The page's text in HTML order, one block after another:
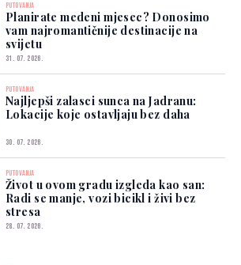
PUTOVANJA
Planirate medeni mjesec? Donosimo
vam najromantičnije destinacije na
svijetu
31. 07. 2026.
PUTOVANJA
Najljepši zalasci sunca na Jadranu:
Lokacije koje ostavljaju bez daha
30. 07. 2026.
PUTOVANJA
Život u ovom gradu izgleda kao san:
Radi se manje, vozi bicikl i živi bez
stresa
28. 07. 2026.